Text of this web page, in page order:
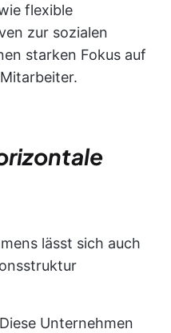
flexible
zur sozialen
starken Fokus auf
lässt sich auch
Diese Unternehmen